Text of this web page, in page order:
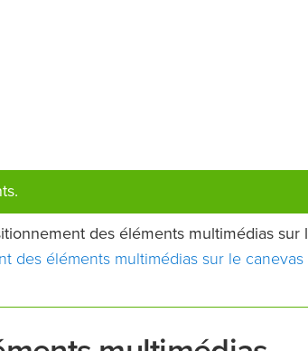
des éléments multimédias sur
des éléments multimédias sur le canevas